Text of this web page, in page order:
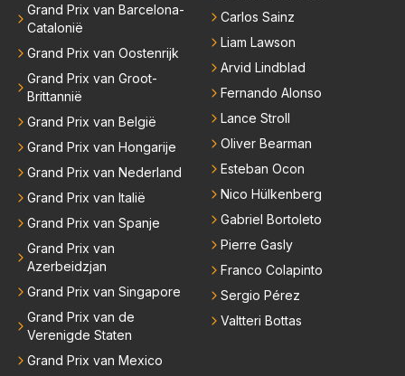
Grand Prix van Barcelona-
Catalonië
Grand Prix van Oostenrijk
Grand Prix van Groot-
Brittannië
Grand Prix van België
Grand Prix van Hongarije
Grand Prix van Nederland
Grand Prix van Italië
Grand Prix van Spanje
Grand Prix van
Azerbeidzjan
Grand Prix van Singapore
Grand Prix van de
Verenigde Staten
Grand Prix van Mexico
Carlos Sainz
Liam Lawson
Arvid Lindblad
Fernando Alonso
Lance Stroll
Oliver Bearman
Esteban Ocon
Nico Hülkenberg
Gabriel Bortoleto
Pierre Gasly
Franco Colapinto
Sergio Pérez
Valtteri Bottas